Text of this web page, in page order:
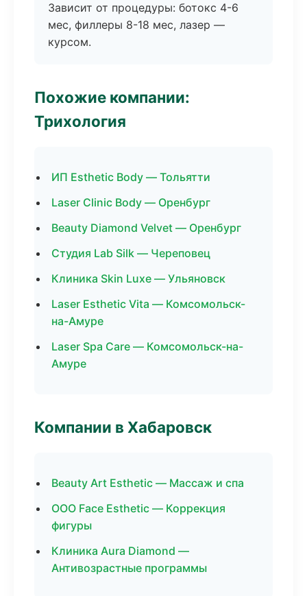
Зависит от процедуры: ботокс 4-6
мес, филлеры 8-18 мес, лазер —
курсом.
Похожие компании:
Трихология
ИП Esthetic Body — Тольятти
Laser Clinic Body — Оренбург
Beauty Diamond Velvet — Оренбург
Студия Lab Silk — Череповец
Клиника Skin Luxe — Ульяновск
Laser Esthetic Vita — Комсомольск-
на-Амуре
Laser Spa Care — Комсомольск-на-
Амуре
Компании в Хабаровск
Beauty Art Esthetic — Массаж и спа
ООО Face Esthetic — Коррекция
фигуры
Клиника Aura Diamond —
Антивозрастные программы